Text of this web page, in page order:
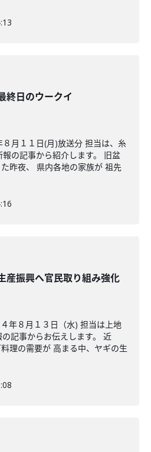
終日のウークイ
月１１日(月)放送分 担当は、糸
の記事から紹介します。 旧盆
昨夜、 県内各地の家族が 祖先
産振興へ官民取り組み強化
８月１３日（水) 担当は上地
記事からお伝えします。 近
理の需要が 高まる中、ヤギの生